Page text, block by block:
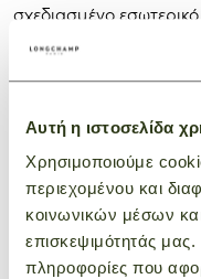
Αυτή η ιστοσελίδα
Χρησιμοποιούμε
περιεχομένου και
κοινωνικών μέσων
επισκεψιμότητάς
πληροφορίες που
σχεδιασμένο
μια τσέπη με φερμουάρ
φορητό υπολογιστή,
Πιστή στη φιλοσοφία
ζωή με έναν
ΜΠΟΡΕΙ